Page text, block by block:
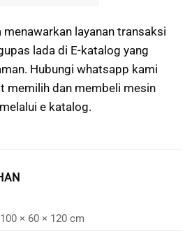
layanan transaksi
lada di E-katalog yang
Hubungi whatsapp kami
memilih dan membeli mesin
e katalog.
100 × 60 × 120 cm